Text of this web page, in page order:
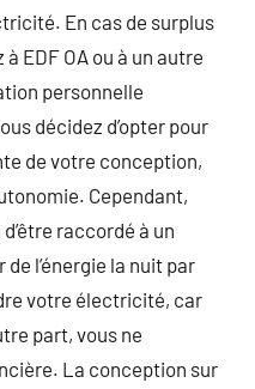
En cas de surplus
EDF OA ou à un autre
personnelle
décidez d’opter pour
de votre conception,
Cependant,
raccordé à un
l’énergie la nuit par
votre électricité, car
part, vous ne
La conception sur